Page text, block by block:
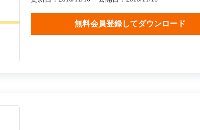
無料会員登録してダウンロード